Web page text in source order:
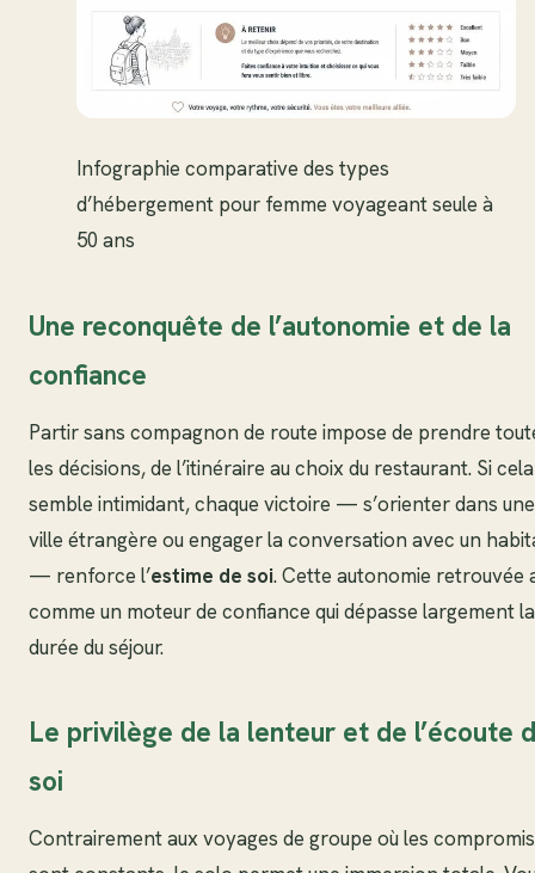
Infographie comparative des types
d’hébergement pour femme voyageant seule à
50 ans
Une reconquête de l’autonomie et de la
confiance
Partir sans compagnon de route impose de prendre
les décisions, de l’itinéraire au choix du restaurant. Si cela
semble intimidant, chaque victoire — s’orienter dans une
ville étrangère ou engager la conversation avec un
— renforce l’estime de soi. Cette autonomie retrouvée
comme un moteur de confiance qui dépasse largement la
durée du séjour.
Le privilège de la lenteur et de l’écoute
soi
Contrairement aux voyages de groupe où les compromis